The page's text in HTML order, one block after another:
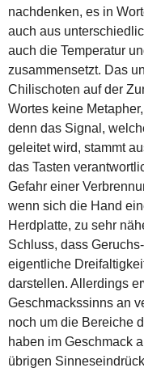
nachdenken, es in
auch aus
auch die Temperatur
zusammensetzt. Das
Chilischoten auf der
Wortes keine
denn das Signal,
geleitet wird, stammt
das Tasten
Gefahr einer
wenn sich die Hand
Herdplatte, zu sehr
Schluss, dass
eigentliche
darstellen. Allerdings
Geschmackssinns an
noch um die Bereiche
haben im Geschmack
übrigen